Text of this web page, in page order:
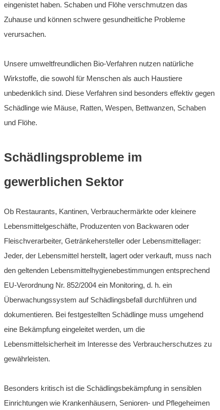
eingenistet haben. Schaben und Flöhe verschmutzen das
Zuhause und können schwere gesundheitliche Probleme
verursachen.
Unsere umweltfreundlichen Bio-Verfahren nutzen natürliche
Wirkstoffe, die sowohl für Menschen als auch Haustiere
unbedenklich sind. Diese Verfahren sind besonders effektiv gegen
Schädlinge wie Mäuse, Ratten, Wespen, Bettwanzen, Schaben
und Flöhe.
Schädlingsprobleme im
gewerblichen Sektor
Ob Restaurants, Kantinen, Verbrauchermärkte oder kleinere
Lebensmittelgeschäfte, Produzenten von Backwaren oder
Fleischverarbeiter, Getränkehersteller oder Lebensmittellager:
Jeder, der Lebensmittel herstellt, lagert oder verkauft, muss nach
den geltenden Lebensmittelhygienebestimmungen entsprechend
EU-Verordnung Nr. 852/2004 ein Monitoring, d. h. ein
Überwachungssystem auf Schädlingsbefall durchführen und
dokumentieren. Bei festgestellten Schädlinge muss umgehend
eine Bekämpfung eingeleitet werden, um die
Lebensmittelsicherheit im Interesse des Verbraucherschutzes zu
gewährleisten.
Besonders kritisch ist die Schädlingsbekämpfung in sensiblen
Einrichtungen wie Krankenhäusern, Senioren- und Pflegeheimen